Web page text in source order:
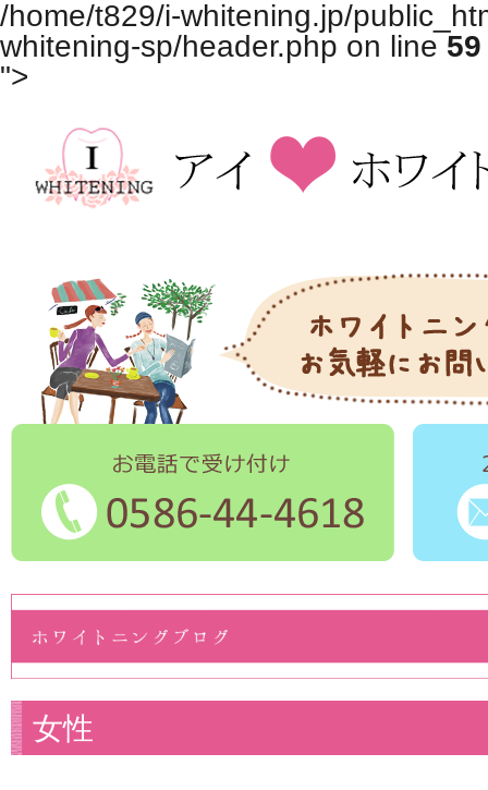
/home/t829/i-whitening.jp/
whitening-sp/header.php on line 59
">
女性